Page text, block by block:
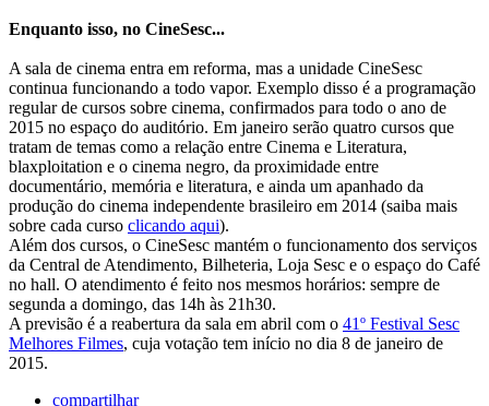
Enquanto isso, no CineSesc...
A sala de cinema entra em reforma, mas a unidade CineSesc
continua funcionando a todo vapor. Exemplo disso é a programação
regular de cursos sobre cinema, confirmados para todo o ano de
2015 no espaço do auditório. Em janeiro serão quatro cursos que
tratam de temas como a relação entre Cinema e Literatura,
blaxploitation e o cinema negro, da proximidade entre
documentário, memória e literatura, e ainda um apanhado da
produção do cinema independente brasileiro em 2014 (saiba mais
sobre cada curso clicando aqui).
Além dos cursos, o CineSesc mantém o funcionamento dos serviços
da Central de Atendimento, Bilheteria, Loja Sesc e o espaço do Café
no hall. O atendimento é feito nos mesmos horários: sempre de
segunda a domingo, das 14h às 21h30.
A previsão é a reabertura da sala em abril com o 41º Festival Sesc
Melhores Filmes, cuja votação tem início no dia 8 de janeiro de
2015.
compartilhar